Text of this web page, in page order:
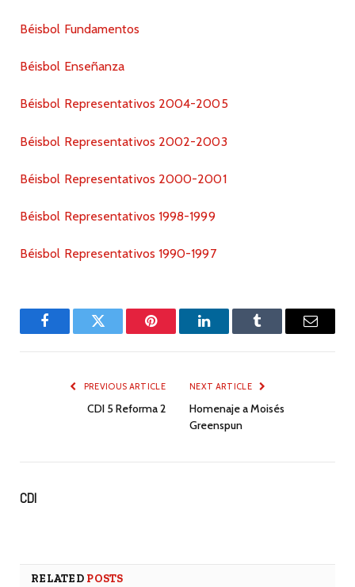
Béisbol Fundamentos
Béisbol Enseñanza
Béisbol Representativos 2004-2005
Béisbol Representativos 2002-2003
Béisbol Representativos 2000-2001
Béisbol Representativos 1998-1999
Béisbol Representativos 1990-1997
FacebookTwitter Pinterest LinkedInTumblr Email
PREVIOUS ARTICLE
CDI 5 Reforma 2
NEXT ARTICLE
Homenaje a Moisés
Greenspun
CDI
RELATED POSTS